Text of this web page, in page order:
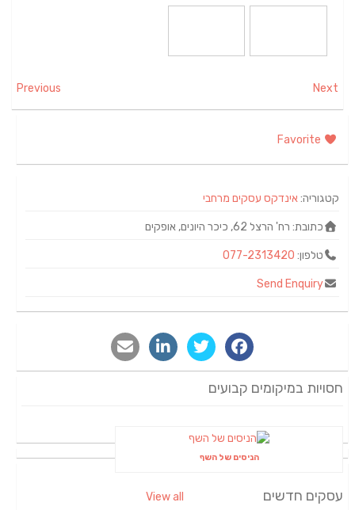
Previous Next
קטגוריה:אינדקס עסקים מרחבי
כתובת: רח' הרצל 62, כיכר היונים, אופקים
טלפון: 077-2313420
Send Enquiry
חסויות במיקומים קבועים
הניסים של השף
עסקים חדשים View all